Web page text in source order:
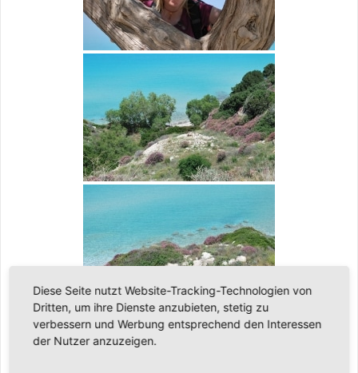
Diese Seite nutzt Website-Tracking-Technologien von
Dritten, um ihre Dienste anzubieten, stetig zu
verbessern und Werbung entsprechend den Interessen
der Nutzer anzuzeigen.